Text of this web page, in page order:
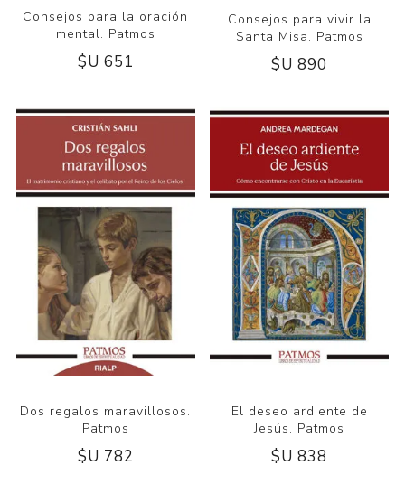
Consejos para la oración
mental. Patmos
$U 651
Consejos para vivir la
Santa Misa. Patmos
$U 890
Dos regalos maravillosos.
Patmos
$U 782
El deseo ardiente de
Jesús. Patmos
$U 838